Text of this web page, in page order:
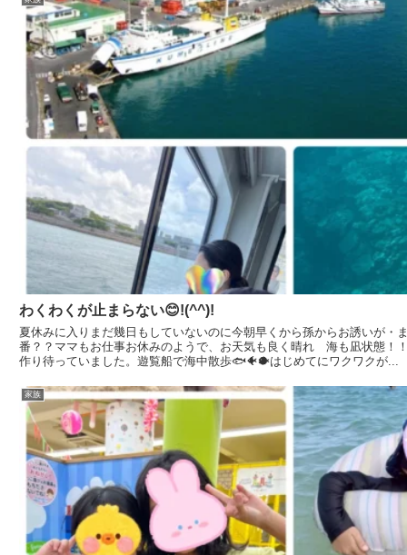
わくわくが止まらない😊!(^^)!
夏休みに入りまだ幾日もしていないのに今朝早くから孫からお誘いが
番？？ママもお仕事お休みのようで、お天気も良く晴れ 海も凪状態！
作り待っていました。遊覧船で海中散歩🐟🐠🐡はじめてにワクワクが...
家族